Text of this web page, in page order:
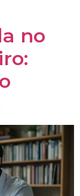
no